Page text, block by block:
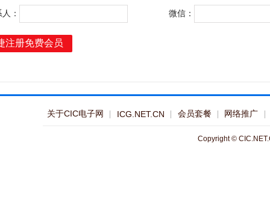
： 微信：
注册免费会员
关于CIC电子网 ICG.NET.CN 会员套餐 网络推广
Copyright ©